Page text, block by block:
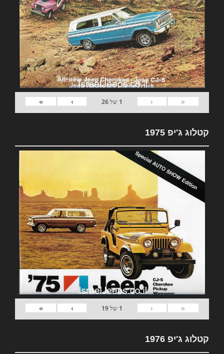
«
‹
1 של26
›
»
קטלוג ג'יפ 1975
«
‹
1 של19
›
»
קטלוג ג'יפ 1976